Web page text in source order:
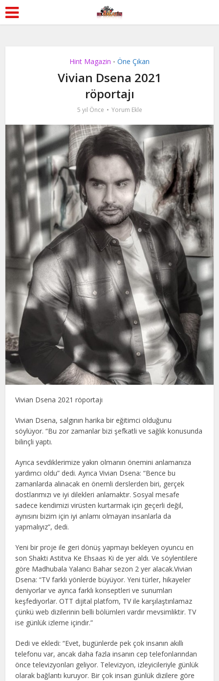
Hint Magazin • Öne Çıkan
Vivian Dsena 2021
röportajı
5 yıl Önce Yorum Ekle
Vivian Dsena 2021 röportajı
Vivian Dsena, salgının harika bir eğitimci olduğunu
söylüyor. “Bu zor zamanlar bizi şefkatli ve sağlık konusunda
bilinçli yaptı.
Ayrıca sevdiklerimize yakın olmanın önemini anlamanıza
yardımcı oldu” dedi. Ayrıca Vivian Dsena: “Bence bu
zamanlarda alınacak en önemli derslerden biri, gerçek
dostlarımızı ve iyi dilekleri anlamaktır. Sosyal mesafe
sadece kendimizi virüsten kurtarmak için geçerli değil,
aynısını bizim için iyi anlamı olmayan insanlarla da
yapmalıyız”, dedi.
Yeni bir proje ile geri dönüş yapmayı bekleyen oyuncu en
son Shakti Astitva Ke Ehsaas Ki de yer aldı. Ve söylentilere
göre Madhubala Yalancı Bahar sezon 2 yer alacak.Vivian
Dsena: “TV farklı yönlerde büyüyor. Yeni türler, hikayeler
deniyorlar ve ayrıca farklı konseptleri ve sunumları
keşfediyorlar. OTT dijital platfom, TV ile karşılaştırılamaz
çünkü web dizilerinin belli bölümleri vardır mevsimliktir. TV
ise günlük izleme içindir.”
Dedi ve ekledi: “Evet, bugünlerde pek çok insanın akıllı
telefonu var, ancak daha fazla insanın cep telefonlarından
önce televizyonları geliyor. Televizyon, izleyicileriyle günlük
olarak bağlantı kuruyor. Bir çok insan günlük dizilere göre